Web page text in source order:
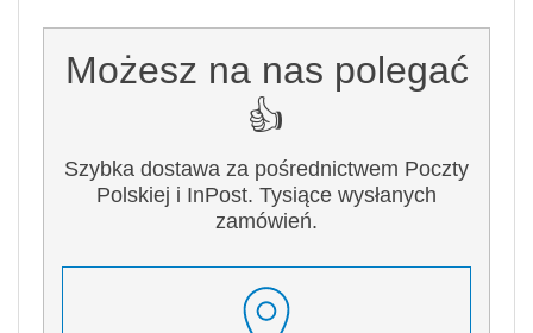
Możesz na nas polegać
👍
Szybka dostawa za pośrednictwem Poczty
Polskiej i InPost. Tysiące wysłanych
zamówień.